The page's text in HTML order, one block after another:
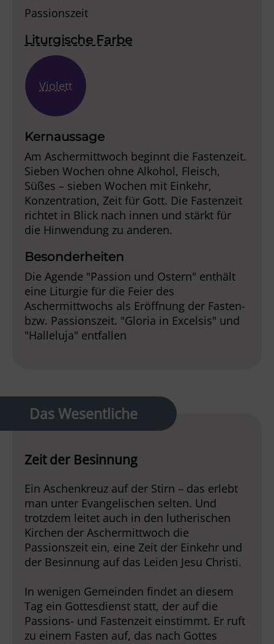
Passionszeit
Liturgische Farbe
Violett
Kernaussage
Am Aschermittwoch beginnt die Fastenzeit.
Sieben Wochen ohne Alkohol, Fleisch,
Süßes – sieben Wochen mit Einkehr,
Konzentration, Zeit für Gott. Die Fastenzeit
richtet in Blick nach innen und stärkt für
die Hinwendung zu anderen.
Besonderheiten
Die Agende "Passion und Ostern" enthält
eine Liturgie für die Feier des
Aschermittwochs als Eröffnung der Fasten-
bzw. Passionszeit. "Gloria in Excelsis" und
"Halleluja" entfallen
Das Wesentliche
Zeit der Besinnung
Ein Aschenkreuz auf der Stirn – das erlebt
man unter Evangelischen selten. Und
trotzdem leitet auch in den lutherischen
Kirchen der Aschermittwoch die
Passionszeit ein, eine Zeit der Einkehr und
der Besinnung auf das Leiden Jesu Christi.
In wenigen Gemeinden findet an diesem
Tag ein Gottesdienst statt, der auf die
Passions- und Fastenzeit einstimmt. Er ruft
zu einem Fasten auf, das nach Gottes